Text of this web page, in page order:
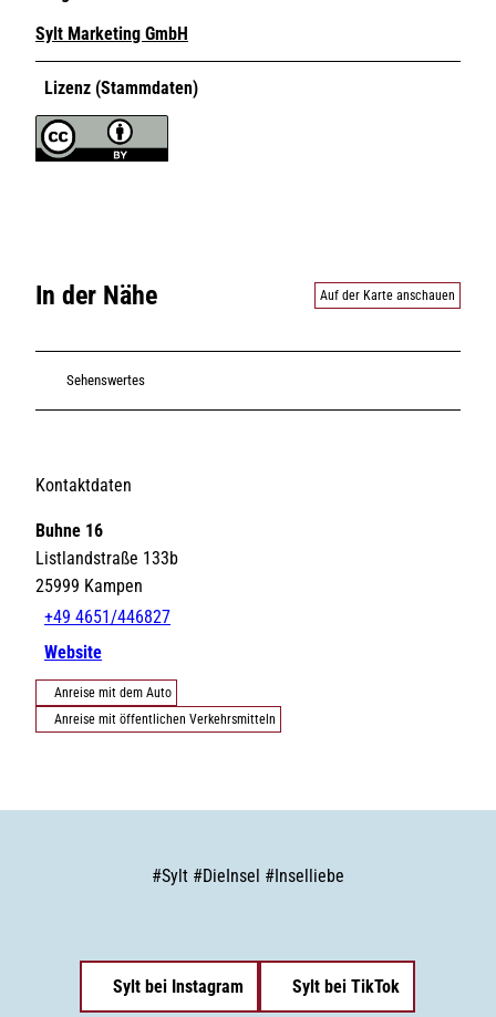
Sylt Marketing GmbH
Lizenz (Stammdaten)
In der Nähe Auf der Karte anschauen
Sehenswertes
Kontaktdaten
Buhne 16
Listlandstraße 133b
25999 Kampen
+49 4651/446827
Website
Anreise mit dem Auto
Anreise mit öffentlichen Verkehrsmitteln
#Sylt #DieInsel #Inselliebe
Sylt bei Instagram Sylt bei TikTok